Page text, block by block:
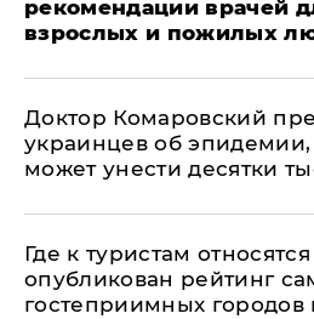
рекомендации врачей
взрослых и пожилых
Доктор Комаровский
украинцев об эпидемии,
может унести десятки
Где к туристам
опубликован рейтинг
гостеприимных городов